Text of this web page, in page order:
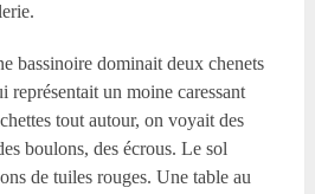
bassinoire dominait deux chenets
représentait un moine caressant
tout autour, on voyait des
boulons, des écrous. Le sol
de tuiles rouges. Une table au